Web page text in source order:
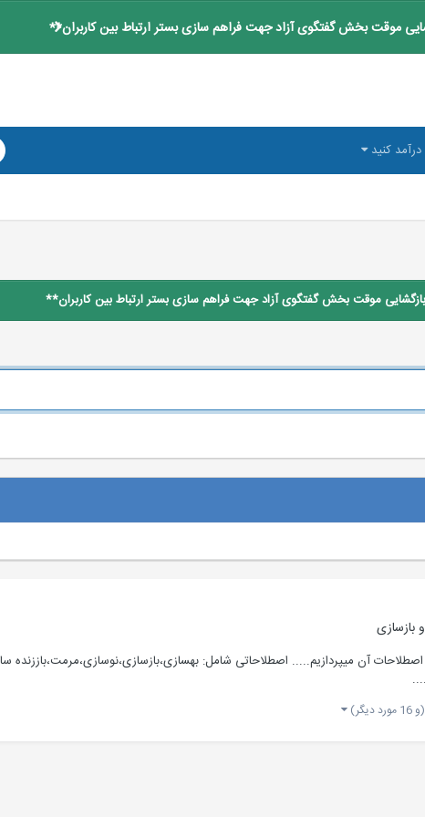
موقت بخش گفتگوی آزاد جهت فراهم سازی بستر ارتباط بین کاربران**
کنید
موقت بخش گفتگوی آزاد جهت فراهم سازی بستر ارتباط بین کاربران**
بازسازی
آن میپردازیم..... اصطلاحاتی شامل:
(و 16 مورد دیگر)